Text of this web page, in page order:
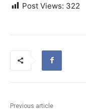
Post Views: 322
Previous article